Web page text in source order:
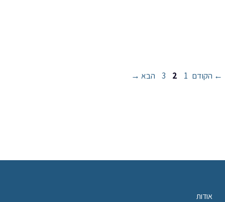
← הקודם עמוד
1 עמוד
2 עמוד
3 הבא →
אודות